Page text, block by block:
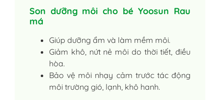
Son dưỡng môi cho bé Yoosun Rau
má
Giúp dưỡng ẩm và làm mềm môi.
Giảm khô, nứt nẻ môi do thời tiết, điều
hòa.
Bảo vệ môi nhạy cảm trước tác động
môi trường gió, lạnh, khô hanh.